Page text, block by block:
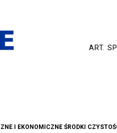
ART.
I EKONOMICZNE ŚRODKI